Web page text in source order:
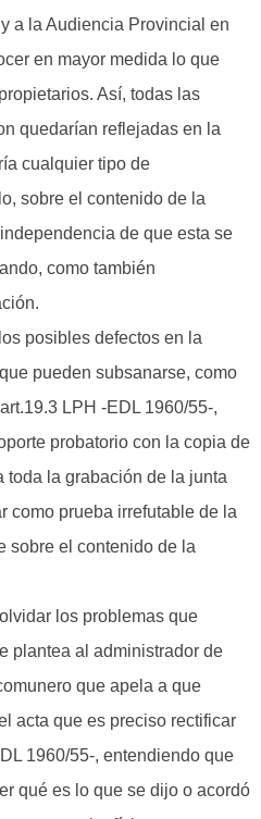
a la Audiencia Provincial en
en mayor medida lo que
Así, todas las
quedarían reflejadas en la
cualquier tipo de
sobre el contenido de la
de que esta se
como también
posibles defectos en la
pueden subsanarse, como
LPH -EDL 1960/55-,
probatorio con la copia de
toda la grabación de la junta
como prueba irrefutable de la
sobre el contenido de la
los problemas que
plantea al administrador de
que apela a que
acta que es preciso rectificar
1960/55-, entendiendo que
qué es lo que se dijo o acordó